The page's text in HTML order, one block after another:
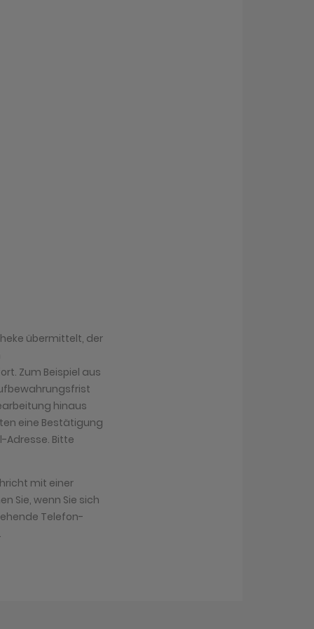
übermittelt, der
Zum Beispiel aus
hinaus
eine Bestätigung
Adresse. Bitte
mit einer
Sie, wenn Sie sich
Telefon-